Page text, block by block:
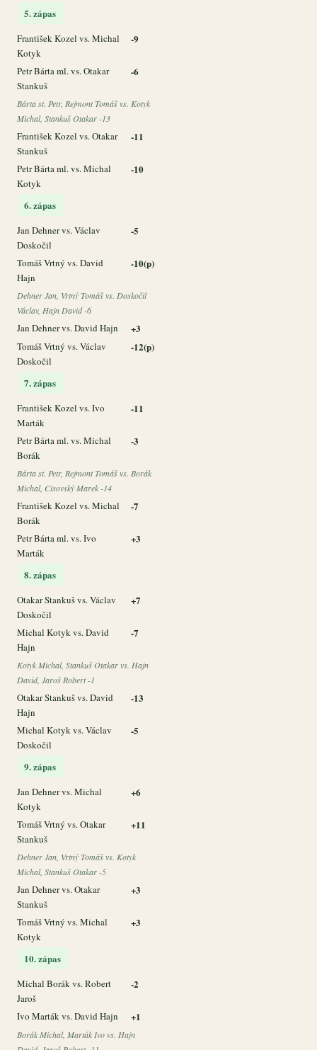
5. zápas
František Kozel vs. Michal
Kotyk
-9
Petr Bárta ml. vs. Otakar
Stankuš
-6
Bárta st. Petr, Rejmont Tomáš vs. Kotyk
Michal, Stankuš Otakar -13
František Kozel vs. Otakar
Stankuš
-11
Petr Bárta ml. vs. Michal
Kotyk
-10
6. zápas
Jan Dehner vs. Václav
Doskočil
-5
Tomáš Vrtný vs. David
Hajn
-10(p)
Dehner Jan, Vrtný Tomáš vs. Doskočil
Václav, Hajn David -6
Jan Dehner vs. David Hajn +3
Tomáš Vrtný vs. Václav
Doskočil
-12(p)
7. zápas
František Kozel vs. Ivo
Marták
-11
Petr Bárta ml. vs. Michal
Borák
-3
Bárta st. Petr, Rejmont Tomáš vs. Borák
Michal, Cisovský Marek -14
František Kozel vs. Michal
Borák
-7
Petr Bárta ml. vs. Ivo
Marták
+3
8. zápas
Otakar Stankuš vs. Václav
Doskočil
+7
Michal Kotyk vs. David
Hajn
-7
Kotyk Michal, Stankuš Otakar vs. Hajn
David, Jaroš Robert -1
Otakar Stankuš vs. David
Hajn
-13
Michal Kotyk vs. Václav
Doskočil
-5
9. zápas
Jan Dehner vs. Michal
Kotyk
+6
Tomáš Vrtný vs. Otakar
Stankuš
+11
Dehner Jan, Vrtný Tomáš vs. Kotyk
Michal, Stankuš Otakar -5
Jan Dehner vs. Otakar
Stankuš
+3
Tomáš Vrtný vs. Michal
Kotyk
+3
10. zápas
Michal Borák vs. Robert
Jaroš
-2
Ivo Marták vs. David Hajn +1
Borák Michal, Marták Ivo vs. Hajn